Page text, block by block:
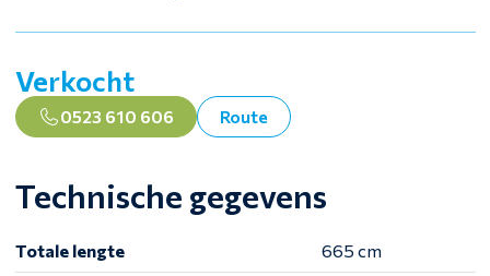
Verkocht
0523 610 606 Route
Technische gegevens
Totale lengte 665 cm